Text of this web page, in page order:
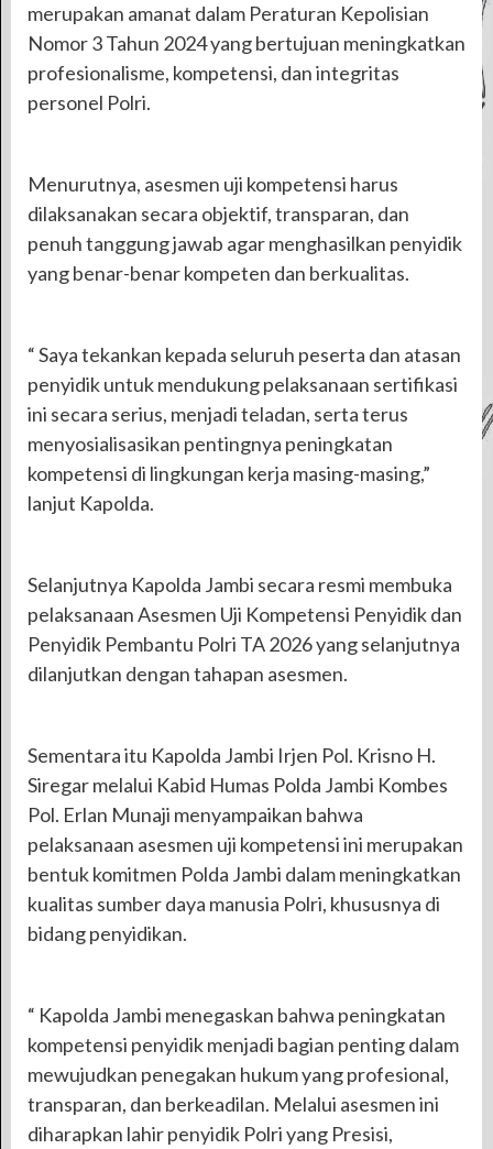
merupakan amanat dalam Peraturan Kepolisian
Nomor 3 Tahun 2024 yang bertujuan meningkatkan
profesionalisme, kompetensi, dan integritas
personel Polri.
Menurutnya, asesmen uji kompetensi harus
dilaksanakan secara objektif, transparan, dan
penuh tanggung jawab agar menghasilkan penyidik
yang benar-benar kompeten dan berkualitas.
“ Saya tekankan kepada seluruh peserta dan atasan
penyidik untuk mendukung pelaksanaan sertifikasi
ini secara serius, menjadi teladan, serta terus
menyosialisasikan pentingnya peningkatan
kompetensi di lingkungan kerja masing-masing,”
lanjut Kapolda.
Selanjutnya Kapolda Jambi secara resmi membuka
pelaksanaan Asesmen Uji Kompetensi Penyidik dan
Penyidik Pembantu Polri TA 2026 yang selanjutnya
dilanjutkan dengan tahapan asesmen.
Sementara itu Kapolda Jambi Irjen Pol. Krisno H.
Siregar melalui Kabid Humas Polda Jambi Kombes
Pol. Erlan Munaji menyampaikan bahwa
pelaksanaan asesmen uji kompetensi ini merupakan
bentuk komitmen Polda Jambi dalam meningkatkan
kualitas sumber daya manusia Polri, khususnya di
bidang penyidikan.
“ Kapolda Jambi menegaskan bahwa peningkatan
kompetensi penyidik menjadi bagian penting dalam
mewujudkan penegakan hukum yang profesional,
transparan, dan berkeadilan. Melalui asesmen ini
diharapkan lahir penyidik Polri yang Presisi,